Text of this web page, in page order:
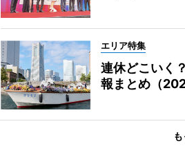
エリア特集
連休どこいく
報まとめ（